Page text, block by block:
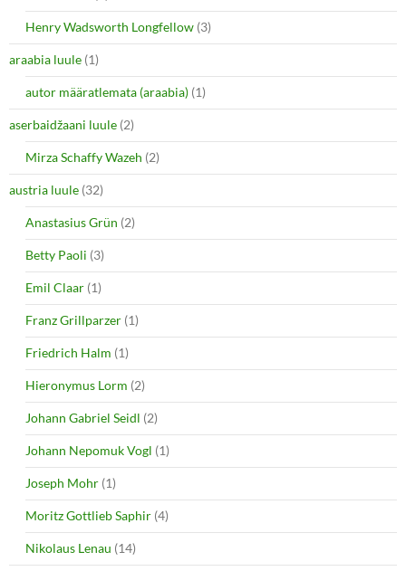
Henry Wadsworth Longfellow (3)
araabia luule (1)
autor määratlemata (araabia) (1)
aserbaidžaani luule (2)
Mirza Schaffy Wazeh (2)
austria luule (32)
Anastasius Grün (2)
Betty Paoli (3)
Emil Claar (1)
Franz Grillparzer (1)
Friedrich Halm (1)
Hieronymus Lorm (2)
Johann Gabriel Seidl (2)
Johann Nepomuk Vogl (1)
Joseph Mohr (1)
Moritz Gottlieb Saphir (4)
Nikolaus Lenau (14)